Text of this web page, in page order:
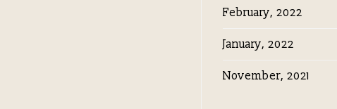
February, 2022
January, 2022
November, 2021